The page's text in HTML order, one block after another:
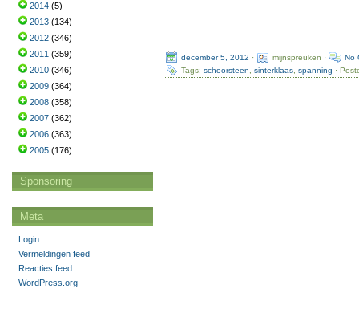
december 5, 2012 · mijnspreuken ·
No
Tags: schoorsteen sinterklaas, spanning ·
2014 (5)
2013 (134)
2012 (346)
2011 (359)
2010 (346)
2009 (364)
2008 (358)
2007 (362)
2006 (363)
2005 (176)
Sponsoring
Meta
Login
Vermeldingen feed
Reacties feed
WordPress.org